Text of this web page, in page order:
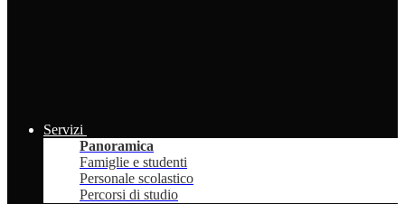
Servizi
Panoramica
Famiglie e studenti
Personale scolastico
Percorsi di studio